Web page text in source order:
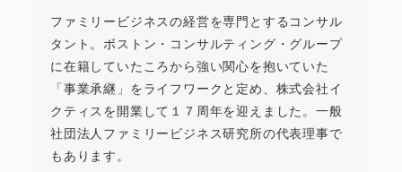
ファミリービジネスの経営を専門とするコンサル
タント。ボストン・コンサルティング・グループ
に在籍していたころから強い関心を抱いていた
「事業承継」をライフワークと定め、株式会社イ
クティスを開業して１７周年を迎えました。一般
社団法人ファミリービジネス研究所の代表理事で
もあります。